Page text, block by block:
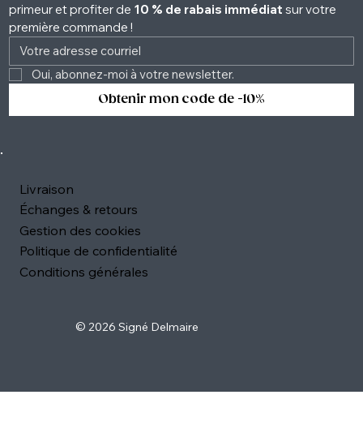
primeur et profiter de 10 % de rabais immédiat sur votre
première commande !
Obtenir mon code de -10%
Échanges & retours
Livraison
Conditions générales
Politique de confidentialité
Gestion des cookies
© 2026 Signé Delmaire